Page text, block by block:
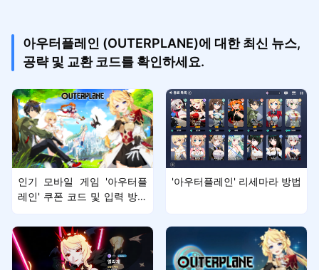
아우터플레인 (OUTERPLANE)에 대한 최신 뉴스,
공략 및 교환 코드를 확인하세요.
인기 모바일 게임 '아우터플
레인' 쿠폰 코드 및 입력 방법
'아우터플레인' 리세마라 방법